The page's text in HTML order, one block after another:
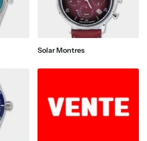
Solar Montres